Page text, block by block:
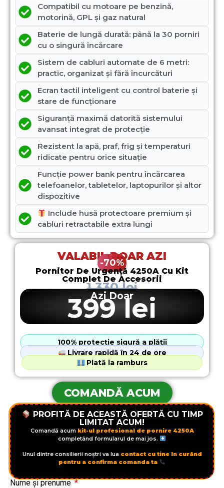
Compatibil cu motoare pe benzină,
motorină, GPL și gaz natural
Baterie de lungă durată: până la 30 porniri
cu o singură încărcare
Sistem de cabluri automate de 6 metri:
practic, organizat și fără încurcături
Ecran tactil inteligent cu control baterie și
stare de funcționare
Siguranță maximă datorită sistemului
avansat integrat de protecție
Rezistent la apă, praf, frig și temperaturi
ridicate pentru orice situație
Funcție power bank pentru încărcarea
telefoanelor, tabletelor, laptopurilor și altor
dispozitive
Include husă protectoare premium și
cabluri retractabile extra lungi
VALABIL DOAR AZI
-70%
Pornitor De Urgență 4250A Cu Kit
Complet De Accesorii
1.330 lei
Azi Doar
399 lei
100% protecție sigură a plății
Livrare rapidă în 24 de ore
Plată la ramburs
COMANDĂ ACUM
PROFITĂ DE ACEASTĂ OFERTĂ CU TIMP
LIMITAT ACUM!
Comandă acum kit-ul profesional de pornire 4250A
completând formularul de mai jos.
Unul dintre consilierii noștri va lua contact cu tine în curând
pentru a confirma comanda ta
Nume și prenume